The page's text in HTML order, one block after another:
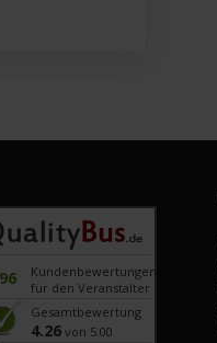
Kundenbewertungen
für den Veranstalter
Gesamtbewertung
4.26von 5.00